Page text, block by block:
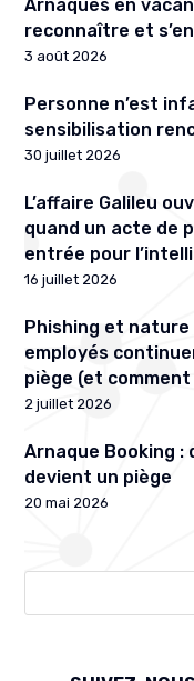
Arnaques en
reconnaître et
3 août 2026
Personne n’est
sensibilisation
30 juillet 2026
L’affaire Galileu
quand un acte de
entrée pour
16 juillet 2026
Phishing et nature
employés
piège (et
2 juillet 2026
Arnaque Booking
devient un piège
20 mai 2026